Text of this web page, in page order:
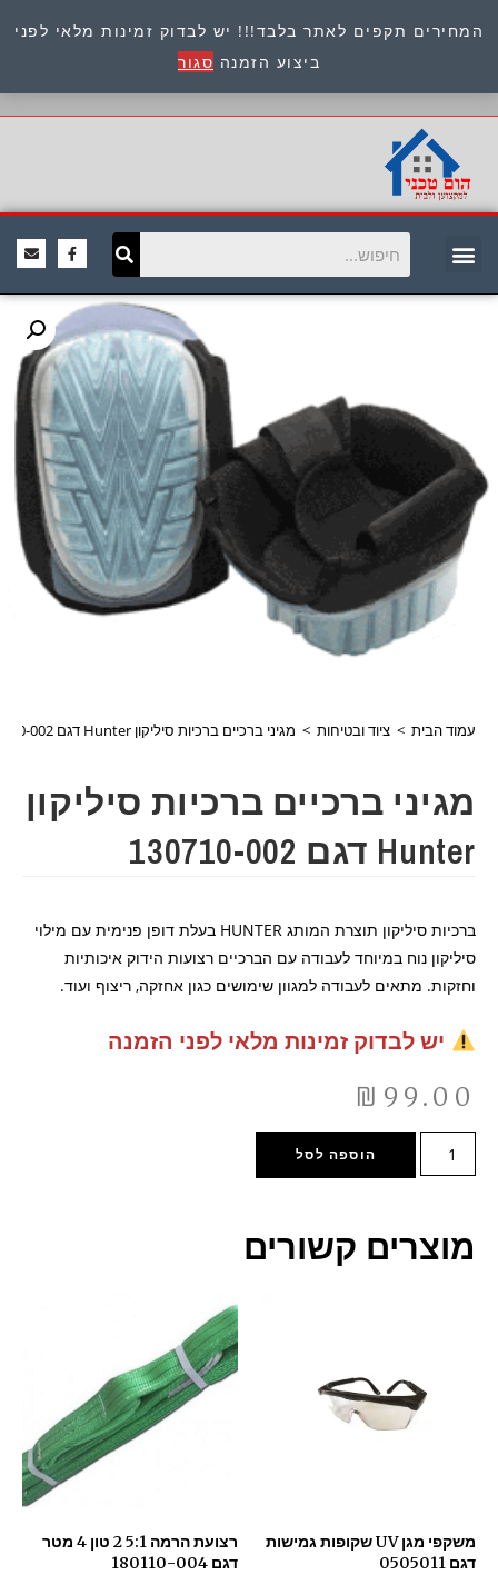
המחירים תקפים לאתר בלבד!!! יש לבדוק זמינות מלאי לפני
ביצוע הזמנה סגור
כתובת : היוזמים 9 אור יהודה שירות לקוחות 054-
8945722
עמוד הבית > ציוד ובטיחות > מגיני ברכיים ברכיות סיליקון Hunter דגם 130710-002
מגיני ברכיים ברכיות סיליקון
Hunter דגם 130710-002
ברכיות סיליקון תוצרת המותג HUNTER בעלת דופן פנימית עם מילוי
סיליקון נוח במיוחד לעבודה עם הברכיים רצועות הידוק איכותיות
וחזקות. מתאים לעבודה למגוון שימושים כגון אחזקה, ריצוף ועוד.
יש לבדוק זמינות מלאי לפני הזמנה
₪ 99.00
הוספה לסל
מוצרים קשורים
משקפי מגן UV שקופות גמישות
דגם 0505011
רצועת הרמה 5:1 2 טון 4 מטר
דגם 180110-004